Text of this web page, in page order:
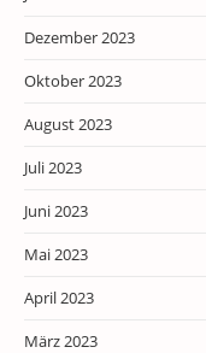
Dezember 2023
Oktober 2023
August 2023
Juli 2023
Juni 2023
Mai 2023
April 2023
März 2023